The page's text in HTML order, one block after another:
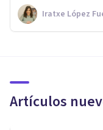
Iratxe López
Artículos